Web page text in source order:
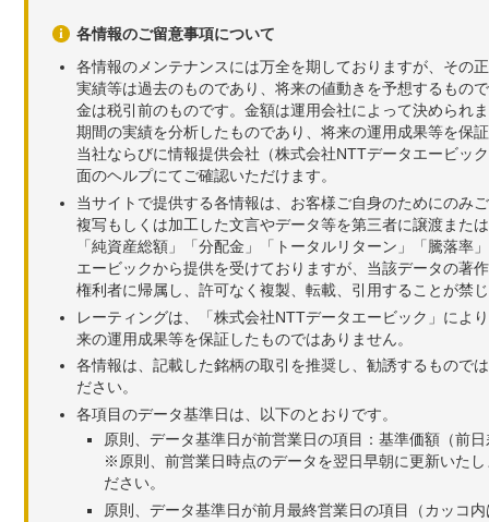
各情報のご留意事項について
各情報のメンテナンスには万全を期しておりますが、その
実績等は過去のものであり、将来の値動きを予想するもの
金は税引前のものです。金額は運用会社によって決められ
期間の実績を分析したものであり、将来の運用成果等を保
当社ならびに情報提供会社（株式会社NTTデータエービッ
面のヘルプにてご確認いただけます。
当サイトで提供する各情報は、お客様ご自身のためにのみ
複写もしくは加工した文言やデータ等を第三者に譲渡また
「純資産総額」「分配金」「トータルリターン」「騰落
エービックから提供を受けておりますが、当該データの著
権利者に帰属し、許可なく複製、転載、引用することが禁
レーティングは、「株式会社NTTデータエービック」によ
来の運用成果等を保証したものではありません。
各情報は、記載した銘柄の取引を推奨し、勧誘するもので
ださい。
各項目のデータ基準日は、以下のとおりです。
原則、データ基準日が前営業日の項目：基準価額（前
※原則、前営業日時点のデータを翌日早朝に更新いた
ださい。
原則、データ基準日が前月最終営業日の項目（カッコ